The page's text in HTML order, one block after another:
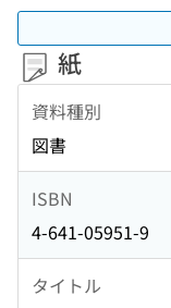
紙
資料種別
図書
ISBN
4-641-05951-9
タイトル